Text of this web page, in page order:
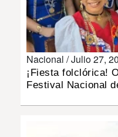
SHOW
DEPORTES
Nacional /Julio 27,
¡Fiesta folclórica!
Festival Nacional